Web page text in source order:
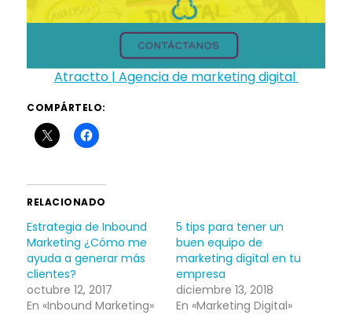
Atractto | Agencia de marketing digital
COMPÁRTELO:
RELACIONADO
Estrategia de Inbound
Marketing ¿Cómo me
ayuda a generar más
clientes?
octubre 12, 2017
En «Inbound Marketing»
5 tips para tener un
buen equipo de
marketing digital en tu
empresa
diciembre 13, 2018
En «Marketing Digital»